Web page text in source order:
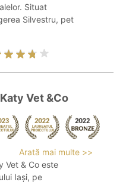
Situat
Silvestru, pet
Vet &Co
Arată mai multe >>
Vet & Co este
Iași, pe